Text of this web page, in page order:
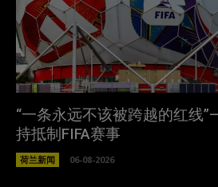
“一条永远不该被跨越的红线
持抵制FIFA赛事
荷兰新闻 06-08-2026